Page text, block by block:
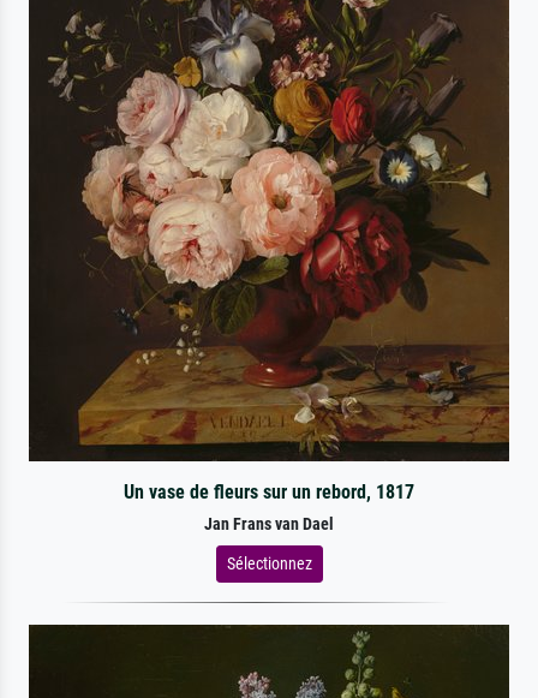
Un vase de fleurs sur un rebord, 1817
Jan Frans van Dael
Sélectionnez